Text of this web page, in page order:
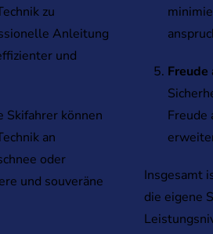
zu
Anleitung
und
Skifahrer können
an
oder
und souveräne
Freude
Freude
Insgesamt
die eigene